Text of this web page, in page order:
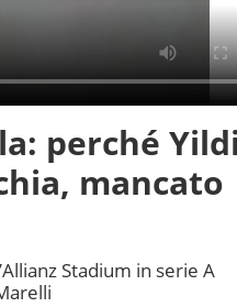
perché
mancato
Stadium in serie A